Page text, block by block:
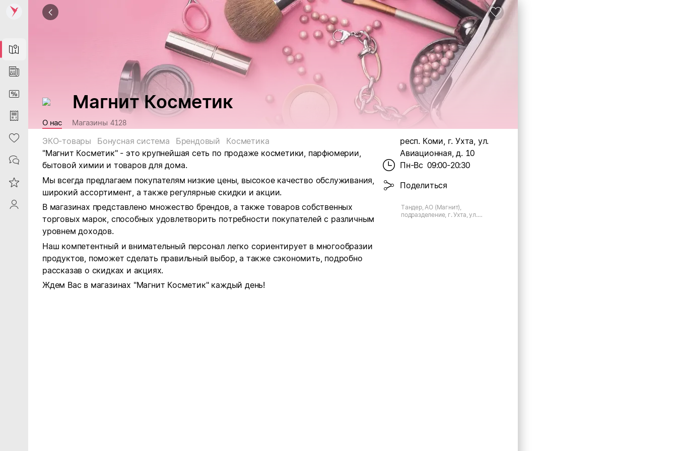
Map
News
DiscountCard
Purchases
Heart
Contacts
Reviews
ProfileSaby
Магнит Косметик
О нас Магазины 4128
ЭКО-товары Бонусная система Брендовый
Косметика
"Магнит Косметик" - это крупнейшая сеть по продаже косметики, парфюмерии,
бытовой химии и товаров для дома.
Мы всегда предлагаем покупателям низкие цены, высокое качество обслуживания,
широкий ассортимент, а также регулярные скидки и акции.
В магазинах представлено множество брендов, а также товаров собственных
торговых марок, способных удовлетворить потребности покупателей с различным
уровнем доходов.
Наш компетентный и внимательный персонал легко сориентирует в многообразии
продуктов, поможет сделать правильный выбор, а также сэкономить, подробно
рассказав о скидках и акциях.
Ждем Вас в магазинах "Магнит Косметик" каждый день!
респ. Коми, г. Ухта, ул.
Авиационная, д. 10
Пн-Вс 09:00-20:30
Поделиться
Тандер, АО (Магнит),
подразделение, г. Ухта, ул.